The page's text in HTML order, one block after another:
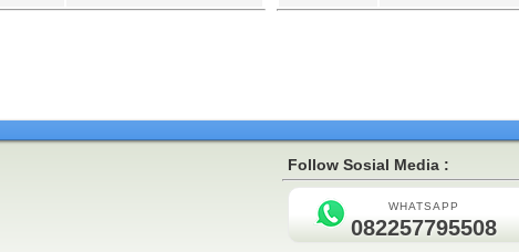
Follow Sosial Media :
WHATSAPP
082257795508